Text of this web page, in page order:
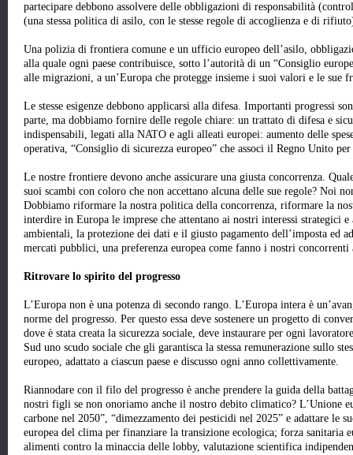
partecipare debbono assolvere delle obbligazioni di responsabilità
(una stessa politica di asilo, con le stesse regole di accoglienza e di
Una polizia di frontiera comune e un ufficio europeo dell’asilo,
alla quale ogni paese contribuisce, sotto l’autorità di un “Consiglio
alle migrazioni, a un’Europa che protegge insieme i suoi valori e le sue
Le stesse esigenze debbono applicarsi alla difesa. Importanti progressi
parte, ma dobbiamo fornire delle regole chiare: un trattato di difesa e
indispensabili, legati alla NATO e agli alleati europei: aumento delle
operativa, “Consiglio di sicurezza europeo” che associ il Regno Unito
Le nostre frontiere devono anche assicurare una giusta concorrenza.
suoi scambi con coloro che non accettano alcuna delle sue regole? Noi
Dobbiamo riformare la nostra politica della concorrenza, riformare la
interdire in Europa le imprese che attentano ai nostri interessi strategici
ambientali, la protezione dei dati e il giusto pagamento dell’imposta ed
mercati pubblici, una preferenza europea come fanno i nostri concorrenti
Ritrovare lo spirito del progresso
L’Europa non è una potenza di secondo rango. L’Europa intera è
norme del progresso. Per questo essa deve sostenere un progetto di
dove è stata creata la sicurezza sociale, deve instaurare per ogni
Sud uno scudo sociale che gli garantisca la stessa remunerazione sullo
europeo, adattato a ciascun paese e discusso ogni anno collettivamente.
Riannodare con il filo del progresso è anche prendere la guida della
nostri figli se non onoriamo anche il nostro debito climatico? L’Unione
carbone nel 2050”, “dimezzamento dei pesticidi nel 2025” e adattare le
europea del clima per finanziare la transizione ecologica; forza
alimenti contro la minaccia delle lobby, valutazione scientifica